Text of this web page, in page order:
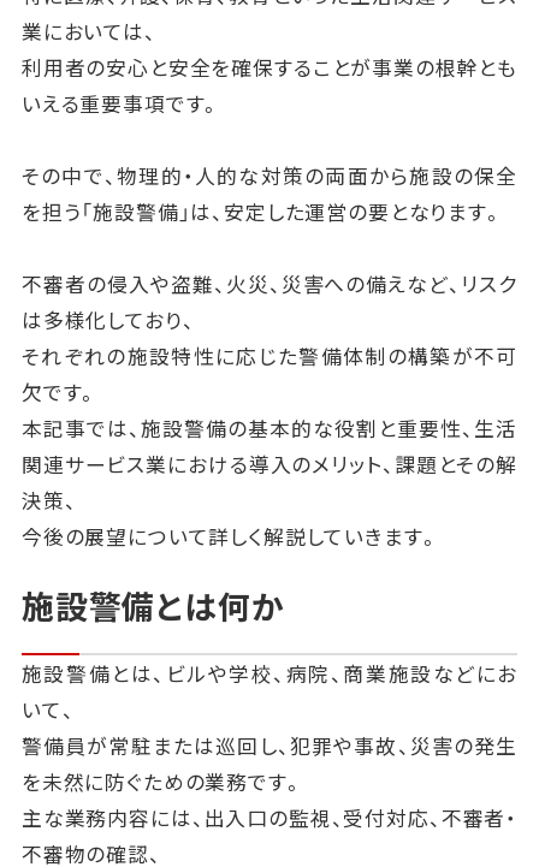
業においては、
利用者の安心と安全を確保することが事業の根幹とも
いえる重要事項です。
その中で、物理的・人的な対策の両面から施設の保全
を担う「施設警備」は、安定した運営の要となります。
不審者の侵入や盗難、火災、災害への備えなど、リスク
は多様化しており、
それぞれの施設特性に応じた警備体制の構築が不可
欠です。
本記事では、施設警備の基本的な役割と重要性、生活
関連サービス業における導入のメリット、課題とその解
決策、
今後の展望について詳しく解説していきます。
施設警備とは何か
施設警備とは、ビルや学校、病院、商業施設などにお
いて、
警備員が常駐または巡回し、犯罪や事故、災害の発生
を未然に防ぐための業務です。
主な業務内容には、出入口の監視、受付対応、不審者・
不審物の確認、